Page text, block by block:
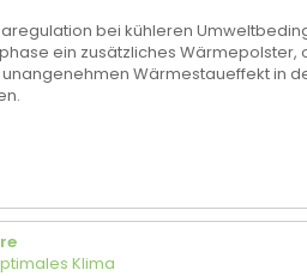
bei kühleren
ein zusätzliches Wärmepolster,
Wärmestaueffekt in
Klima